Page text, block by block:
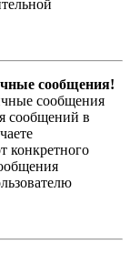
сообщения!
сообщения
сообщений в
конкретного